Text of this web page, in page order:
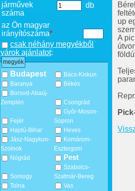
járművek
száma
db
az Ön magyar
irányítószáma*
csak néhány megyékből
várok ajánlatot:
megyék
Budapest
Bács-Kiskun
Baranya
Békés
Borsod-Abaúj-
Zemplén
Csongrád
Fejér
Győr-Moson-
Sopron
Hajdú-Bihar
Heves
Jász-Nagykun-
Szolnok
Komárom-
Esztergom
Nógrád
Pest
Somogy
Szabolcs-
Szatmár-Bereg
Tolna
Vas
up
A